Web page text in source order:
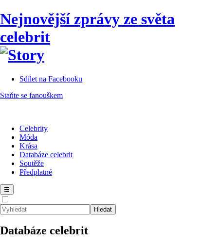
Nejnovější zprávy ze světa
celebrit
Sdílet na Facebooku
Staňte se fanouškem
Celebrity
Móda
Krása
Databáze celebrit
Soutěže
Předplatné
☰
Databáze celebrit